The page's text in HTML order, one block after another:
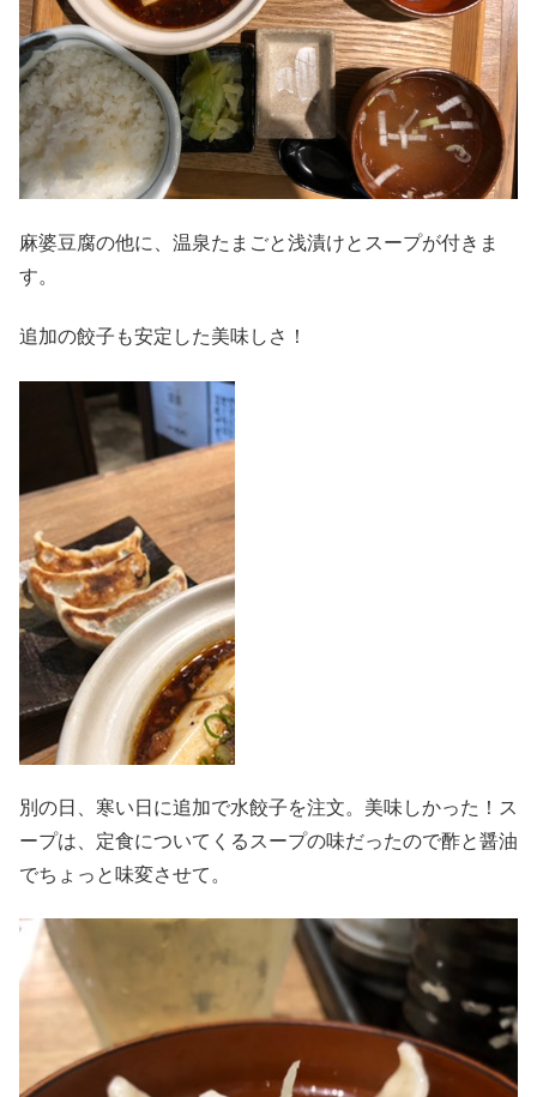
麻婆豆腐の他に、温泉たまごと浅漬けとスープが付きま
す。
追加の餃子も安定した美味しさ！
別の日、寒い日に追加で水餃子を注文。美味しかった！ス
ープは、定食についてくるスープの味だったので酢と醤油
でちょっと味変させて。